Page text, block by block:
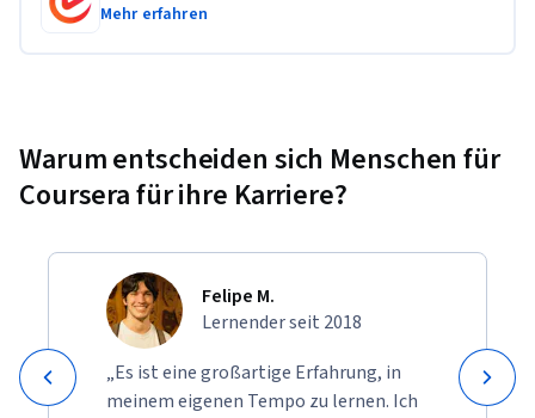
customer insights, identify target segments, and design a
Mehr erfahren
Warum entscheiden sich Menschen für
Coursera für ihre Karriere?
Felipe M.
Lernender seit 2018
„Es ist eine großartige Erfahrung, in
meinem eigenen Tempo zu lernen. Ich